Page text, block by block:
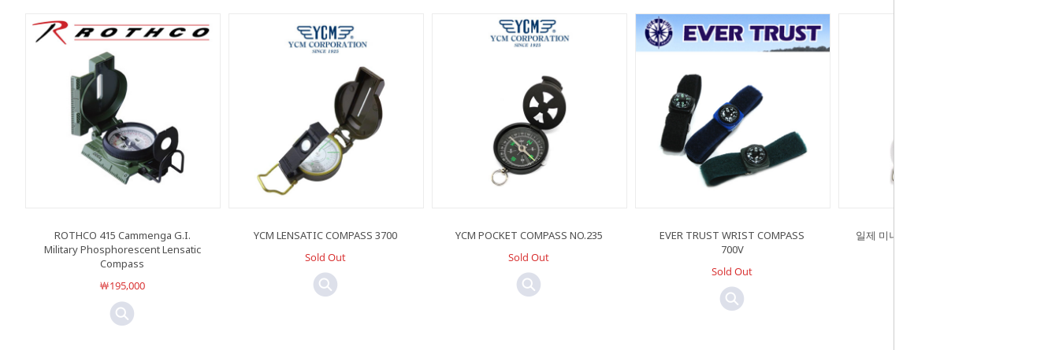
ROTHCO 415 Cammenga G.I.
Military Phosphorescent Lensatic
Compass
￦195,000
YCM LENSATIC COMPASS 3700
Sold Out
YCM POCKET COMPASS NO.235
Sold Out
EVER TRUST WRIST COMPASS
700V
Sold Out
일제 미니 나침반 P910SB2 - 콤파스